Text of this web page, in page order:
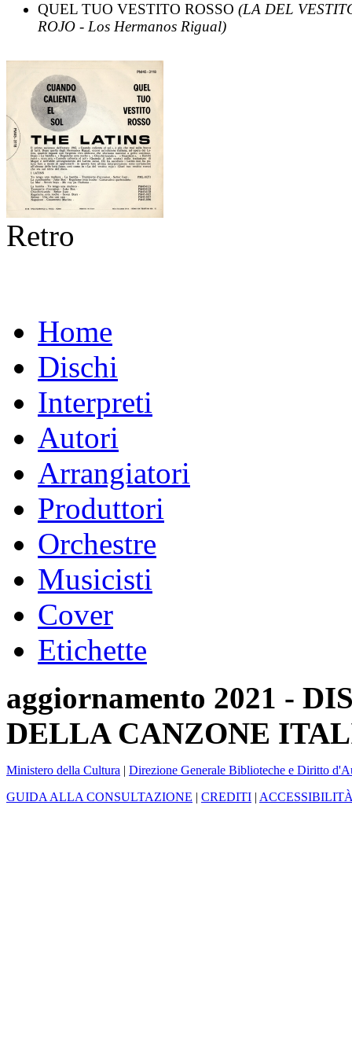
QUEL TUO VESTITO ROSSO (LA DEL
ROJO - Los Hermanos Rigual)
Retro
Home
Dischi
Interpreti
Autori
Arrangiatori
Produttori
Orchestre
Musicisti
Cover
Etichette
aggiornamento 2021 -
DELLA CANZONE
Ministero della Cultura | Direzione Generale Biblioteche e Diritto
GUIDA ALLA CONSULTAZIONE | CREDITI |